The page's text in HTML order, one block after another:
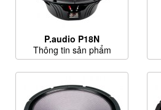
P.audio P18N
Thông tin sản phẩm